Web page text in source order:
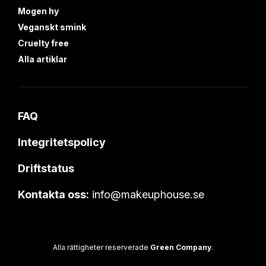
Mogen hy
Veganskt smink
Cruelty free
Alla artiklar
FAQ
Integritetspolicy
Driftstatus
Kontakta oss: info@makeuphouse.se
Alla rättigheter reserverade Green Company.